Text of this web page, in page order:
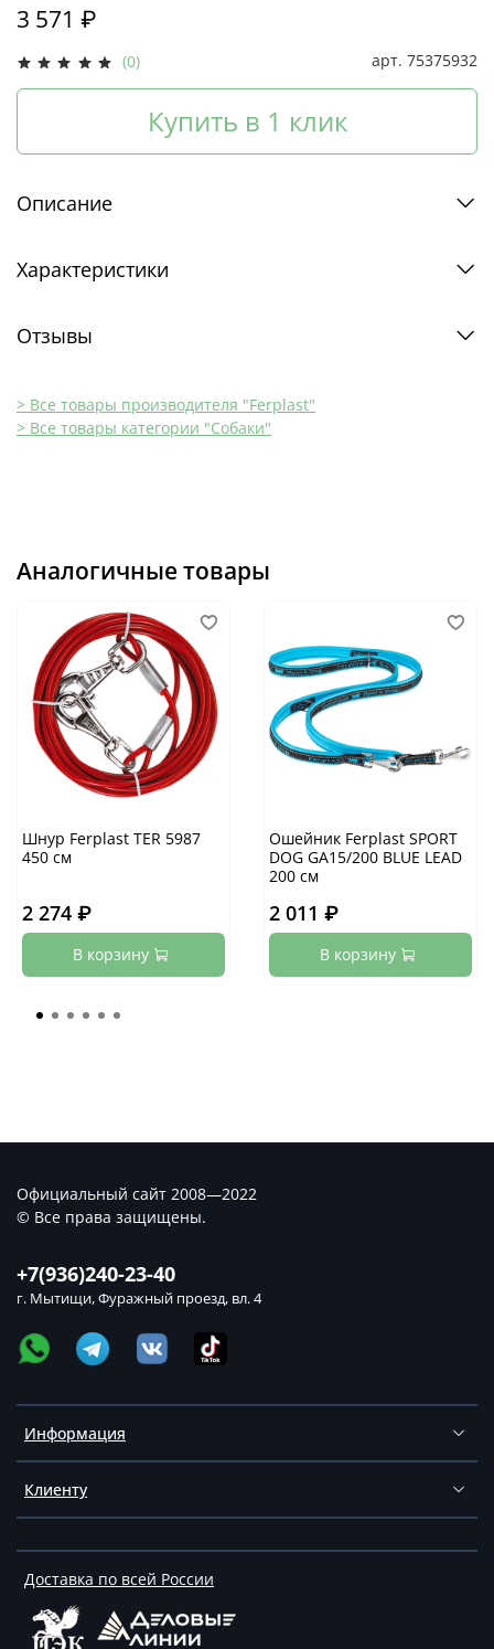
(0) арт. 75375932
3 571 ₽
Купить в 1 клик
Описание
Характеристики
Отзывы
> Все товары производителя "Ferplast"
> Все товары категории "Собаки"
Аналогичные товары
Шнур Ferplast TER 5987
450 см
2 274 ₽
В корзину
Ошейник Ferplast SPORT
DOG GA15/200 BLUE LEAD
200 см
2 011 ₽
В корзину
Информация
Клиенту
Доставка по всей России
+7(936)240-23-40
г. Мытищи, Фуражный проезд, вл. 4
Официальный сайт 2008—2022
© Все права защищены.